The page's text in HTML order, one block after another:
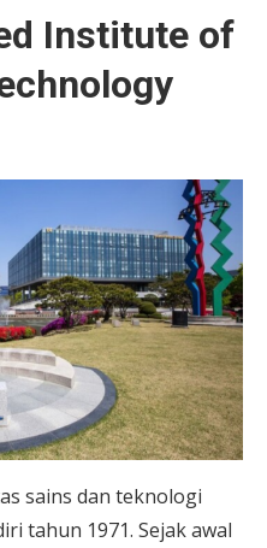
Institute of
sains dan teknologi
tahun 1971. Sejak awal